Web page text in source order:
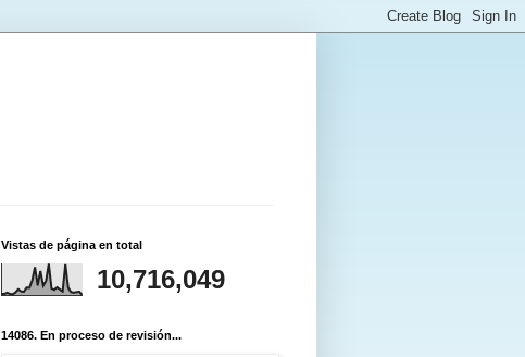
Vistas de página en total
10,716,049
14086. En proceso de revisión...